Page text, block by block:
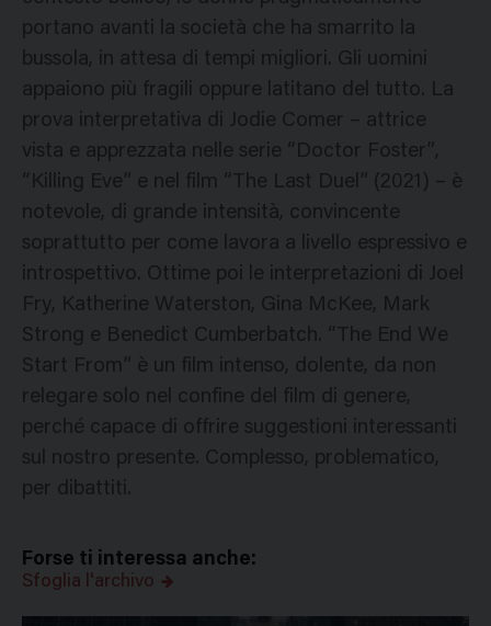
portano avanti la società che ha smarrito la
bussola, in attesa di tempi migliori. Gli uomini
appaiono più fragili oppure latitano del tutto. La
prova interpretativa di Jodie Comer – attrice
vista e apprezzata nelle serie “Doctor Foster”,
“Killing Eve” e nel film “The Last Duel” (2021) – è
notevole, di grande intensità, convincente
soprattutto per come lavora a livello espressivo e
introspettivo. Ottime poi le interpretazioni di Joel
Fry, Katherine Waterston, Gina McKee, Mark
Strong e Benedict Cumberbatch. “The End We
Start From” è un film intenso, dolente, da non
relegare solo nel confine del film di genere,
perché capace di offrire suggestioni interessanti
sul nostro presente. Complesso, problematico,
per dibattiti.
Forse ti interessa anche:
Sfoglia l'archivo